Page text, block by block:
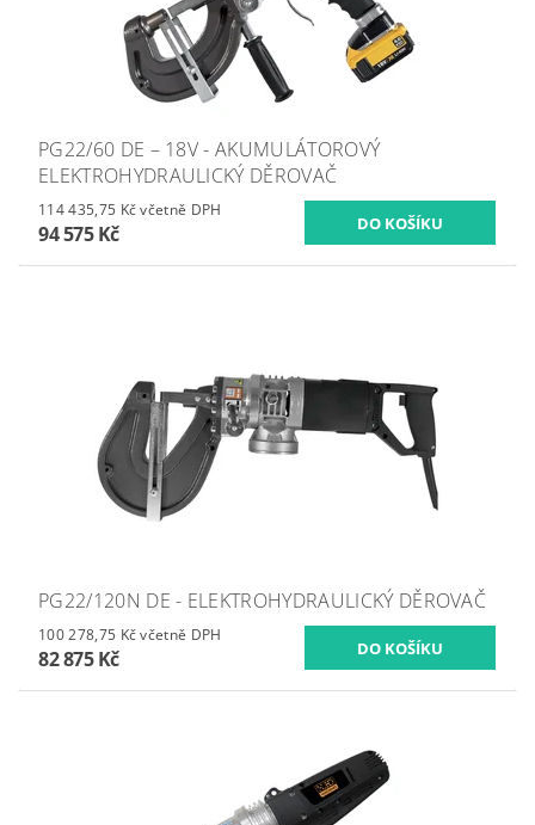
PG22/60 DE – 18V - AKUMULÁTOROVÝ
ELEKTROHYDRAULICKÝ DĚROVAČ
114 435,75 Kč včetně DPH
94 575 Kč
PG22/120N DE - ELEKTROHYDRAULICKÝ DĚROVAČ
100 278,75 Kč včetně DPH
82 875 Kč